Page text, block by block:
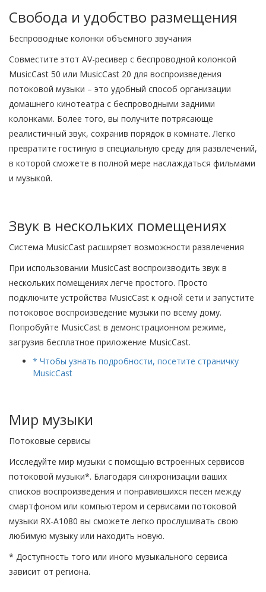
Свобода и удобство размещения
Беспроводные колонки объемного звучания
Совместите этот AV-ресивер с беспроводной колонкой
MusicCast 50 или MusicCast 20 для воспроизведения
потоковой музыки – это удобный способ организации
домашнего кинотеатра с беспроводными задними
колонками. Более того, вы получите потрясающе
реалистичный звук, сохранив порядок в комнате. Легко
превратите гостиную в специальную среду для развлечений,
в которой сможете в полной мере наслаждаться фильмами
и музыкой.
Звук в нескольких помещениях
Система MusicCast расширяет возможности развлечения
При использовании MusicCast воспроизводить звук в
нескольких помещениях легче простого. Просто
подключите устройства MusicCast к одной сети и запустите
потоковое воспроизведение музыки по всему дому.
Попробуйте MusicCast в демонстрационном режиме,
загрузив бесплатное приложение MusicCast.
* Чтобы узнать подробности, посетите страничку
MusicCast
Мир музыки
Потоковые сервисы
Исследуйте мир музыки с помощью встроенных сервисов
потоковой музыки*. Благодаря синхронизации ваших
списков воспроизведения и понравившихся песен между
смартфоном или компьютером и сервисами потоковой
музыки RX-A1080 вы сможете легко прослушивать свою
любимую музыку или находить новую.
* Доступность того или иного музыкального сервиса
зависит от региона.